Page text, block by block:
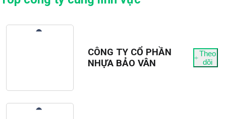
CÔNG TY CỔ PHẦN
NHỰA BẢO VÂN
Theo
dõi